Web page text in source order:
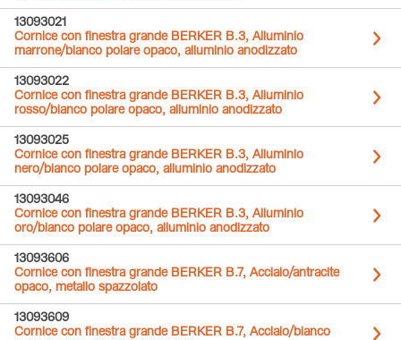
13093021
Cornice con finestra grande BERKER B.3, Alluminio
marrone/bianco polare opaco, alluminio anodizzato
13093022
Cornice con finestra grande BERKER B.3, Alluminio
rosso/bianco polare opaco, alluminio anodizzato
13093025
Cornice con finestra grande BERKER B.3, Alluminio
nero/bianco polare opaco, alluminio anodizzato
13093046
Cornice con finestra grande BERKER B.3, Alluminio
oro/bianco polare opaco, alluminio anodizzato
13093606
Cornice con finestra grande BERKER B.7, Acciaio/antracite
opaco, metallo spazzolato
13093609
Cornice con finestra grande BERKER B.7, Acciaio/bianco